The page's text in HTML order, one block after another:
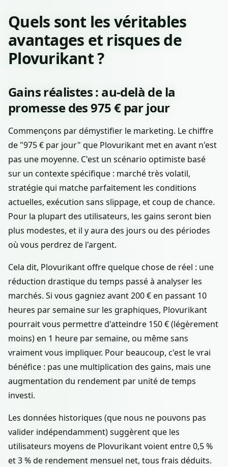
Quels sont les véritables
avantages et risques de
Plovurikant ?
Gains réalistes : au-delà de la
promesse des 975 € par jour
Commençons par démystifier le marketing. Le chiffre
de "975 € par jour" que Plovurikant met en avant n'est
pas une moyenne. C'est un scénario optimiste basé
sur un contexte spécifique : marché très volatil,
stratégie qui matche parfaitement les conditions
actuelles, exécution sans slippage, et coup de chance.
Pour la plupart des utilisateurs, les gains seront bien
plus modestes, et il y aura des jours ou des périodes
où vous perdrez de l'argent.
Cela dit, Plovurikant offre quelque chose de réel : une
réduction drastique du temps passé à analyser les
marchés. Si vous gagniez avant 200 € en passant 10
heures par semaine sur les graphiques, Plovurikant
pourrait vous permettre d'atteindre 150 € (légèrement
moins) en 1 heure par semaine, ou même sans
vraiment vous impliquer. Pour beaucoup, c'est le vrai
bénéfice : pas une multiplication des gains, mais une
augmentation du rendement par unité de temps
investi.
Les données historiques (que nous ne pouvons pas
valider indépendamment) suggèrent que les
utilisateurs moyens de Plovurikant voient entre 0,5 %
et 3 % de rendement mensuel net, tous frais déduits.